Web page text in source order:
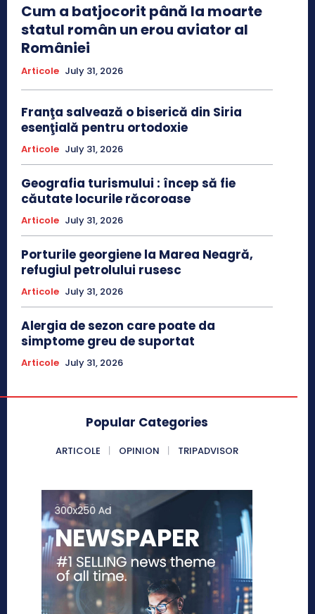
Cum a batjocorit până la moarte
statul român un erou aviator al
României
Articole July 31, 2026
Franţa salvează o biserică din Siria
esenţială pentru ortodoxie
Articole July 31, 2026
Geografia turismului : încep să fie
căutate locurile răcoroase
Articole July 31, 2026
Porturile georgiene la Marea Neagră,
refugiul petrolului rusesc
Articole July 31, 2026
Alergia de sezon care poate da
simptome greu de suportat
Articole July 31, 2026
Popular Categories
ARTICOLE OPINION TRIPADVISOR